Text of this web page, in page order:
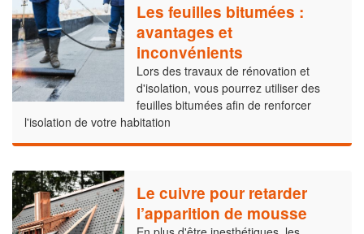
Les feuilles bitumées :
avantages et
inconvénients
Lors des travaux de rénovation et
d'isolation, vous pourrez utiliser des
feuilles bitumées afin de renforcer
l'isolation de votre habitation
Le cuivre pour retarder
l’apparition de mousse